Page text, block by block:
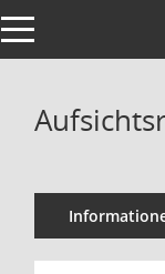
Toggle navigation